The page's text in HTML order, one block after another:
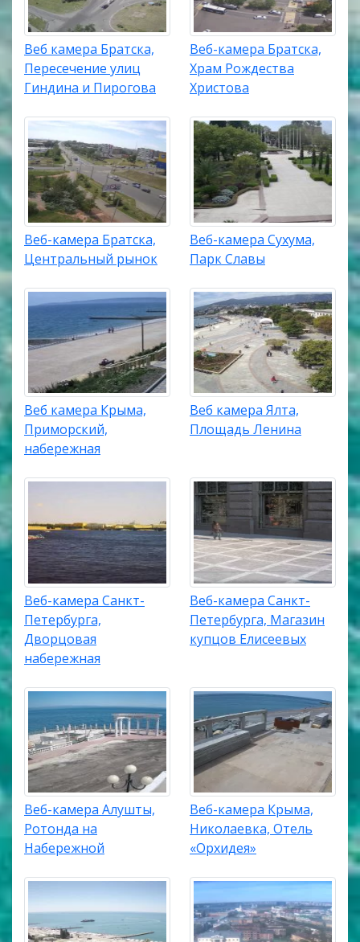
Веб камера Братска,
Пересечение улиц
Гиндина и Пирогова
Веб-камера Братска,
Храм Рождества
Христова
Веб-камера Братска,
Центральный рынок
Веб-камера Сухума,
Парк Славы
Веб камера Крыма,
Приморский,
набережная
Веб камера Ялта,
Площадь Ленина
Веб-камера Санкт-
Петербурга,
Дворцовая
набережная
Веб-камера Санкт-
Петербурга, Магазин
купцов Елисеевых
Веб-камера Алушты,
Ротонда на
Набережной
Веб-камера Крыма,
Николаевка, Отель
«Орхидея»